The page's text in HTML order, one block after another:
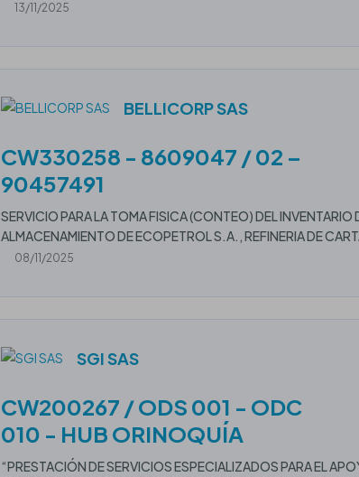
13/11/2025
BELLICORP SAS
CW330258 - 8609047 / 02 –
90457491
SERVICIO PARA LA TOMA FISICA (CONTEO) DEL INVENTARIO
ALMACENAMIENTO DE ECOPETROL S.A., REFINERIA DE
08/11/2025
SGI SAS
CW200267 / ODS 001 - ODC
010 - HUB ORINOQUÍA
“PRESTACIÓN DE SERVICIOS ESPECIALIZADOS PARA EL